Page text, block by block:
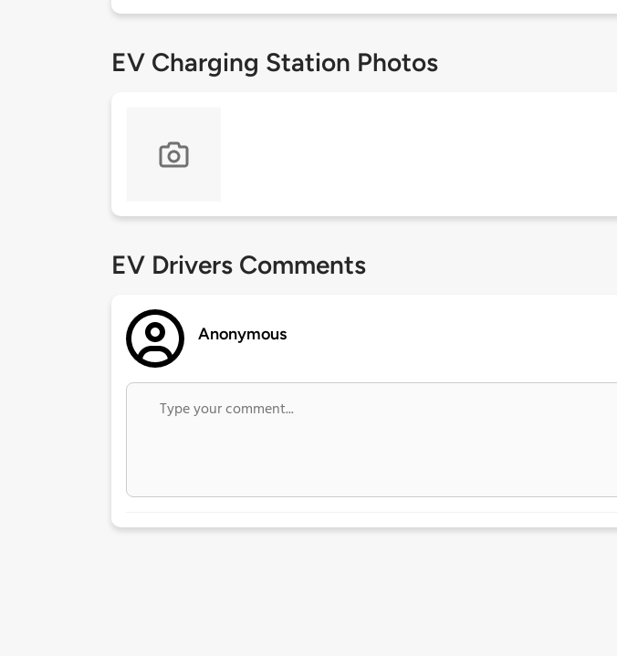
EV Charging Station Photos
EV Drivers Comments
Anonymous